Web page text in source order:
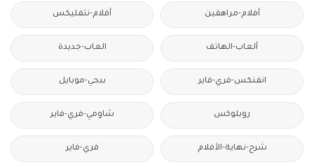
أفلام-مراهقين أفلام-نتفليكس
ألعاب-الهاتف العاب-جديدة
انفنكس-فري-فاير ببجي-موبايل
روبلوكس شاومي-فري-فاير
شرح-نهاية-الأفلام فري-فاير